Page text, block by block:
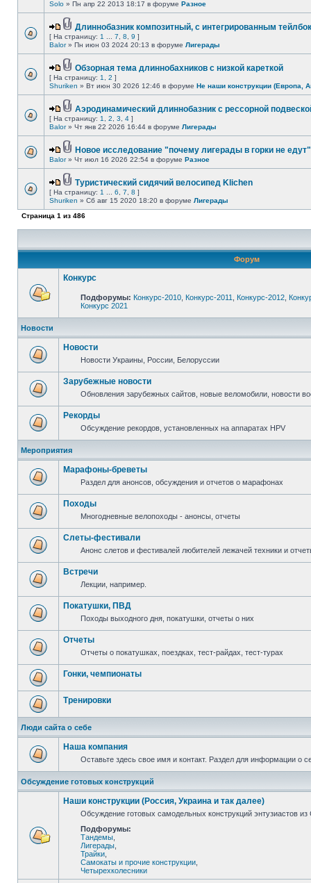
Solo » Пн апр 22 2013 18:17 в форуме Разное
Длиннобазник композитный, с интегрированным
[ На страницу: 1 7 8 9 ]
Balor» Пн июн 03 2024 20:13 в форуме Лигерады
Обзорная тема длиннобахников с низкой кареткой
[ На страницу: 1 2 ]
Shuriken » Вт июн 30 2026 12:46 в форуме Не наши конструкции (Европа,
Аэродинамический длиннобазник с рессорной
[ На страницу: 1 2 3 4 ]
Balor» Чт янв 22 2026 16:44 в форуме Лигерады
Новое исследование "почему лигерады в горки не
Balor» Чт июл 16 2026 22:54 в форуме Разное
Туристический сидячий велосипед Klichen
[ На страницу: 1 6 7 8 ]
Shuriken » Сб авг 15 2020 18:20 в форуме Лигерады
Страница 1 из 486
Форум
Конкурс
Подфорумы: Конкурс-2010 Конкурс-2011 Конкурс-2012
Конкурс 2021
Новости
Новости
Новости Украины, России, Белоруссии
Зарубежные новости
Обновления зарубежных сайтов, новые веломобили, новости
Рекорды
Обсуждение рекордов, установленных на аппаратах HPV
Мероприятия
Марафоны-бреветы
Раздел для анонсов, обсуждения и отчетов о марафонах
Походы
Многодневные велопоходы - анонсы, отчеты
Слеты-фестивали
Анонс слетов и фестивалей любителей лежачей техники и
Встречи
Лекции, например.
Покатушки, ПВД
Походы выходного дня, покатушки, отчеты о них
Отчеты
Отчеты о покатушках, поездках, тест-райдах, тест-турах
Гонки, чемпионаты
Тренировки
Люди сайта о себе
Наша компания
Оставьте здесь свое имя и контакт. Раздел для информации о
Обсуждение готовых конструкций
Наши конструкции (Россия, Украина и так далее)
Обсуждение готовых самодельных конструкций энтузиастов
Подфорумы:
Тандемы
Лигерады
Трайки
Самокаты и прочие конструкции
Четырехколесники